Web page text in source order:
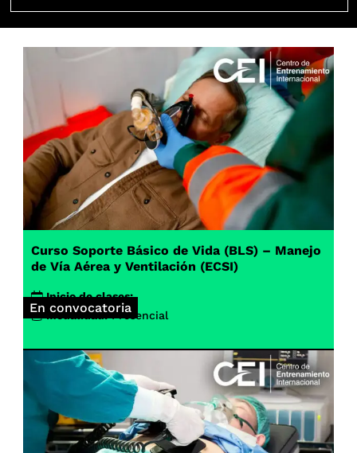
En convocatoria
Curso Soporte Básico de Vida (BLS) – Manejo
de Vía Aérea y Ventilación (ECSI)
Inicio de clases:
Modalidad: Presencial